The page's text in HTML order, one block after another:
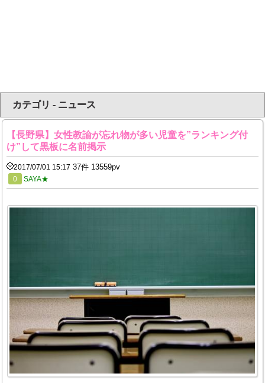
カテゴリ - ニュース
【長野県】女性教諭が忘れ物が多い児童を”ランキング付
け”して黒板に名前掲示
2017/07/01 15:17 37件 13559pv
0 SAYA★